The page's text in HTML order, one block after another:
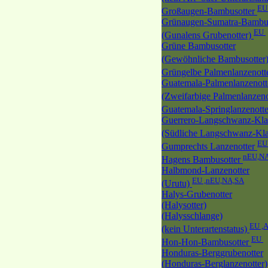
Großaugen-Bambusotter
Grünaugen-Sumatra-
(Gunalens Grubenotter) EU
Grüne Bambusotter
(Gewöhnliche
Grüngelbe
Guatemala-
(Zweifarbige
Guatemala-
Guerrero-Langschwanz-
(Südliche Langschwanz-
Gumprechts Lanzenotter
Hagens Bambusotter
Halbmond-Lanzenotter
(Urutu) EU ,nEU,NA,SA
Halys-Grubenotter
(Halysotter)
(Halysschlange)
(kein Unterartenstatus) EU
Hon-Hon-Bambusotter EU
Honduras-Berggrubenotter
(Honduras-Berglanzenotter)